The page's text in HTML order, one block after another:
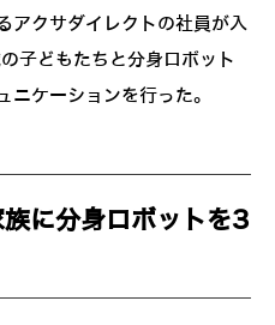
アクサダイレクトの社員が入
子どもたちと分身ロボット
ニケーションを行った。
に分身ロボットを3